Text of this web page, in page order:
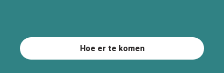
Hoe er te komen